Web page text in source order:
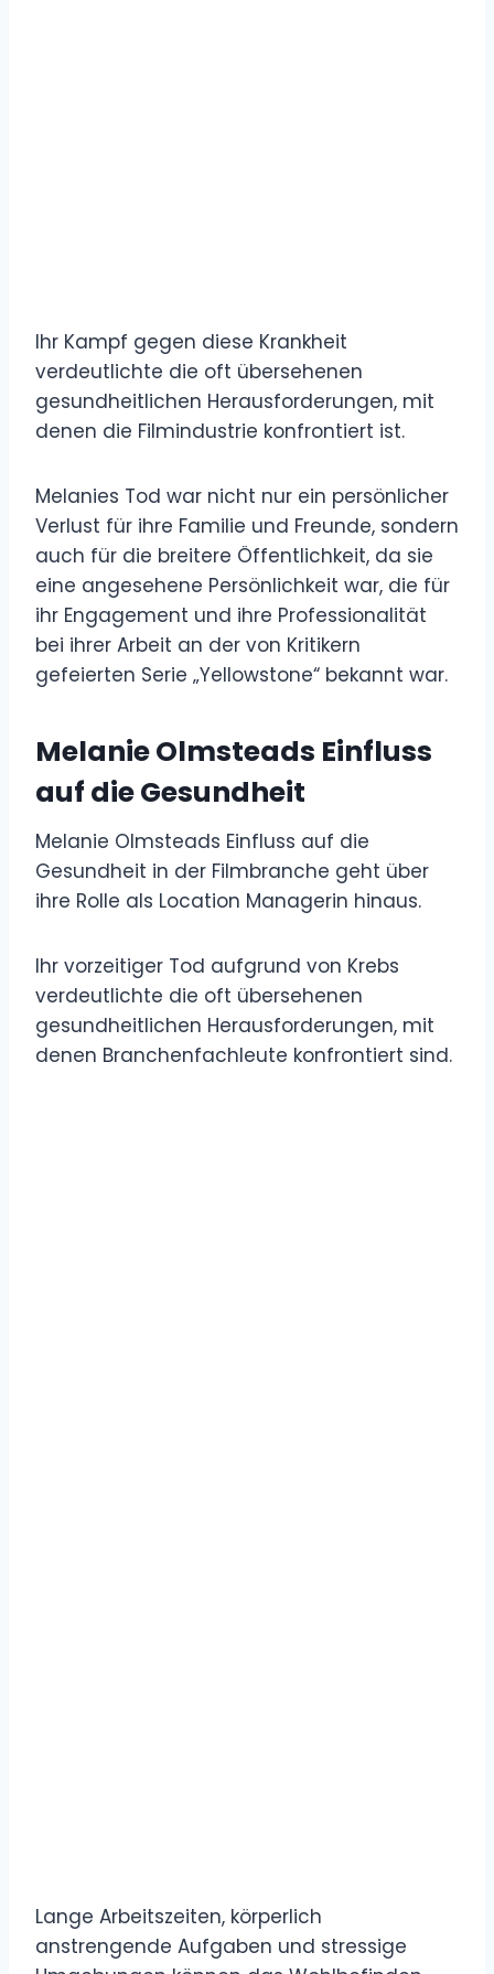
Ihr Kampf gegen diese Krankheit
verdeutlichte die oft übersehenen
gesundheitlichen Herausforderungen, mit
denen die Filmindustrie konfrontiert ist.
Melanies Tod war nicht nur ein persönlicher
Verlust für ihre Familie und Freunde, sondern
auch für die breitere Öffentlichkeit, da sie
eine angesehene Persönlichkeit war, die für
ihr Engagement und ihre Professionalität
bei ihrer Arbeit an der von Kritikern
gefeierten Serie „Yellowstone“ bekannt war.
Melanie Olmsteads Einfluss
auf die Gesundheit
Melanie Olmsteads Einfluss auf die
Gesundheit in der Filmbranche geht über
ihre Rolle als Location Managerin hinaus.
Ihr vorzeitiger Tod aufgrund von Krebs
verdeutlichte die oft übersehenen
gesundheitlichen Herausforderungen, mit
denen Branchenfachleute konfrontiert sind.
Lange Arbeitszeiten, körperlich
anstrengende Aufgaben und stressige